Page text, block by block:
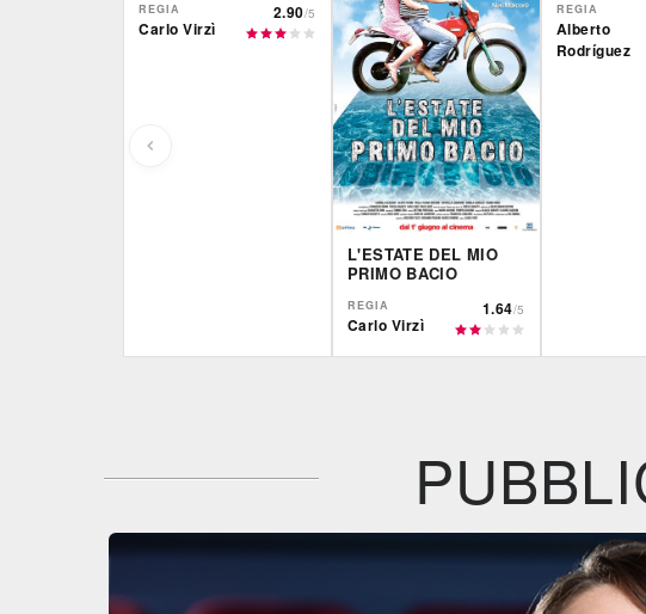
REGIA
Carlo Virzì
2.90/5
L'ESTATE DEL MIO
PRIMO BACIO
REGIA
Carlo Virzì
1.64/5
REGIA
Alberto
Rodríguez